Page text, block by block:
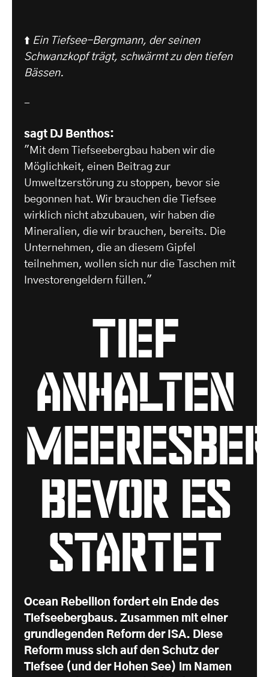
⬆️ Ein Tiefsee-Bergmann, der seinen
Schwanzkopf trägt, schwärmt zu den tiefen
Bässen.
-
sagt DJ Benthos:
"Mit dem Tiefseebergbau haben wir die
Möglichkeit, einen Beitrag zur
Umweltzerstörung zu stoppen, bevor sie
begonnen hat. Wir brauchen die Tiefsee
wirklich nicht abzubauen, wir haben die
Mineralien, die wir brauchen, bereits. Die
Unternehmen, die an diesem Gipfel
teilnehmen, wollen sich nur die Taschen mit
Investorengeldern füllen."
tief
anhalten
bevor es
startet
Ocean Rebellion fordert ein Ende des
Tiefseebergbaus. Zusammen mit einer
grundlegenden Reform der ISA. Diese
Reform muss sich auf den Schutz der
Tiefsee (und der Hohen See) im Namen